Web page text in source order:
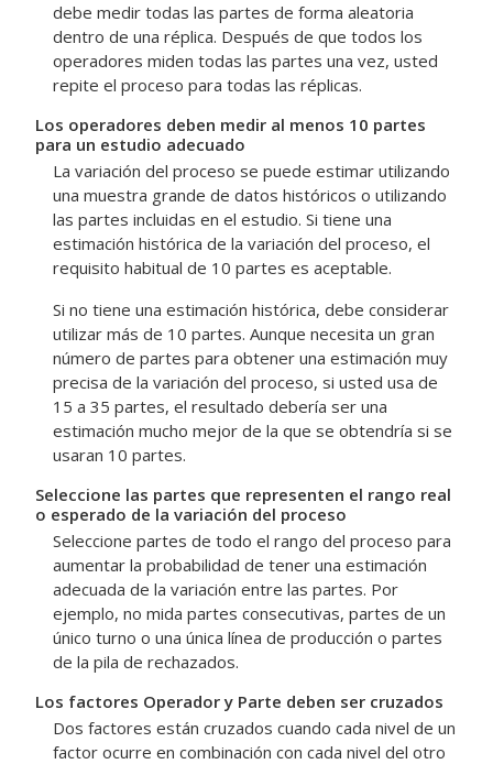
debe medir todas las partes de forma aleatoria
dentro de una réplica. Después de que todos los
operadores miden todas las partes una vez, usted
repite el proceso para todas las réplicas.
Los operadores deben medir al menos 10 partes
para un estudio adecuado
La variación del proceso se puede estimar utilizando
una muestra grande de datos históricos o utilizando
las partes incluidas en el estudio. Si tiene una
estimación histórica de la variación del proceso, el
requisito habitual de 10 partes es aceptable.
Si no tiene una estimación histórica, debe considerar
utilizar más de 10 partes. Aunque necesita un gran
número de partes para obtener una estimación muy
precisa de la variación del proceso, si usted usa de
15 a 35 partes, el resultado debería ser una
estimación mucho mejor de la que se obtendría si se
usaran 10 partes.
Seleccione las partes que representen el rango real
o esperado de la variación del proceso
Seleccione partes de todo el rango del proceso para
aumentar la probabilidad de tener una estimación
adecuada de la variación entre las partes. Por
ejemplo, no mida partes consecutivas, partes de un
único turno o una única línea de producción o partes
de la pila de rechazados.
Los factores Operador y Parte deben ser cruzados
Dos factores están cruzados cuando cada nivel de un
factor ocurre en combinación con cada nivel del otro